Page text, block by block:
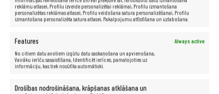
reklāmu atlasei, Profilu izveide personalizētai reklāmai, Profilu izmantošana
personalizētas reklāmas atlasei, Profilu veidošana satura personalizēšanai, Profilu
izmantošana personalizēta satura atlasei, Pakalpojumu attīstīšana un uzlabošana.
Features
Always active
No citiem datu avotiem izgūtu datu saskaņošana un apvienošana,
Vairāku ierīču sasaistīšana, Identificēt ierīces, pamatojoties uz
informāciju, kas tiek nosūtīta automātiski.
Drošības nodrošināšana, krāpšanas atklāšana un
HP 800 G2 Tiny i5-6500T 16GB 128GB SSD WiFi W10